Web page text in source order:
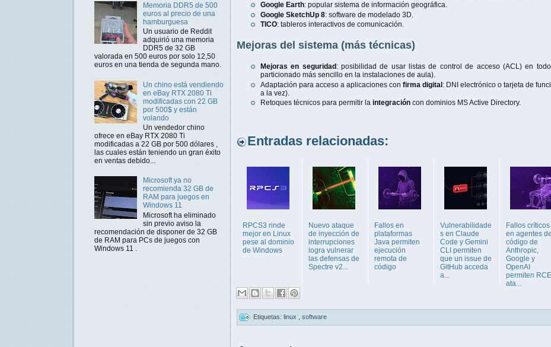
Memoria DDR5 de 500
euros al precio de una
hamburguesa
Un usuario de Reddit
adquirió una memoria
DDR5 de 32 GB
valorada en 500 euros por solo 12,50
euros en una tienda de segunda mano.
Un chino está vendiendo
en eBay RTX 2080 Ti
modificadas con 22 GB
por 500$ y están
volando
Un vendedor chino
ofrece en eBay RTX 2080 Ti
modificadas a 22 GB por 500 dólares ,
las cuales están teniendo un gran éxito
en ventas debido...
Microsoft ya no
recomienda 32 GB de
RAM para juegos en
Windows 11
Microsoft ha eliminado
sin previo aviso la
recomendación de disponer de 32 GB
de RAM para PCs de juegos con
Windows 11 .
Google Earth: popular sistema de información geográfica.
Google SketchUp 8: software de modelado 3D.
TICO: tableros interactivos de comunicación.
Mejoras del sistema (más técnicas)
Mejoras en seguridad : posibilidad de usar listas de control de acceso (ACL) en
particionado más sencillo en la instalaciones de aula).
Adaptación para acceso a aplicaciones con firma digital: DNI electrónico o tarjeta de
a la vez).
Retoques técnicos para permitir la integración con dominios MS Active Directory.
Entradas relacionadas:
RPCS3 rinde
mejor en Linux
pese al dominio
de Windows
Nuevo ataque
de inyección de
interrupciones
logra vulnerar
las defensas de
Spectre v2...
Fallos en
plataformas
Java permiten
ejecución
remota de
código
Vulnerabilidade
s en Claude
Code y Gemini
CLI permiten
que un issue de
GitHub acceda
a...
Fallos críticos
en agentes de
código de
Anthropic,
Google y
OpenAI
permiten
ata...
Etiquetas: linux software